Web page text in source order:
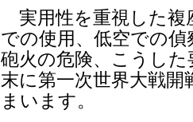
実用性を重視した複
での使用、低空での
砲火の危険、こうし
末に第一次世界大戦
まいます。